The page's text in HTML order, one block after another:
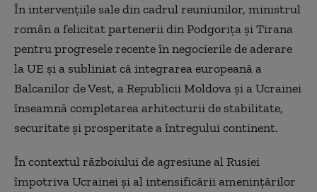
În intervenţiile sale din cadrul reuniunilor, ministrul
român a felicitat partenerii din Podgoriţa şi Tirana
pentru progresele recente în negocierile de aderare
la UE şi a subliniat că integrarea europeană a
Balcanilor de Vest, a Republicii Moldova şi a Ucrainei
înseamnă completarea arhitecturii de stabilitate,
securitate şi prosperitate a întregului continent.
În contextul războiului de agresiune al Rusiei
împotriva Ucrainei şi al intensificării ameninţărilor